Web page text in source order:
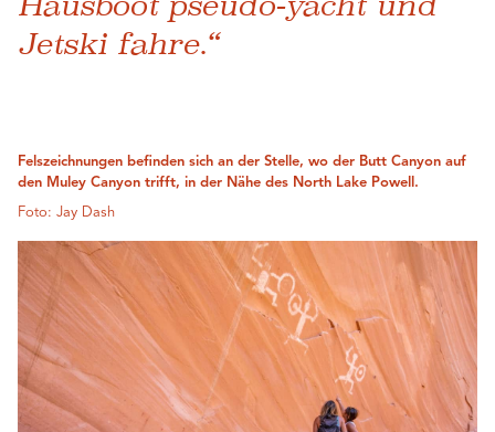
Jetski fahre.“
Felszeichnungen befinden sich an der Stelle, wo der Butt Canyon auf
den Muley Canyon trifft, in der Nähe des North Lake Powell.
Foto: Jay Dash